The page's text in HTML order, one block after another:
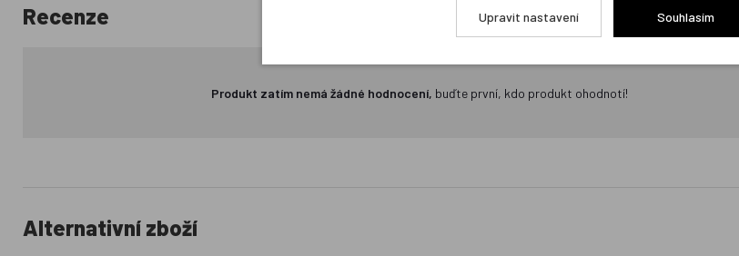
Recenze
Produkt zatím nemá žádné hodnocení, buďte první, kdo produkt ohodnotí!
Alternativní zboží
Upravit nastavení Souhlasím